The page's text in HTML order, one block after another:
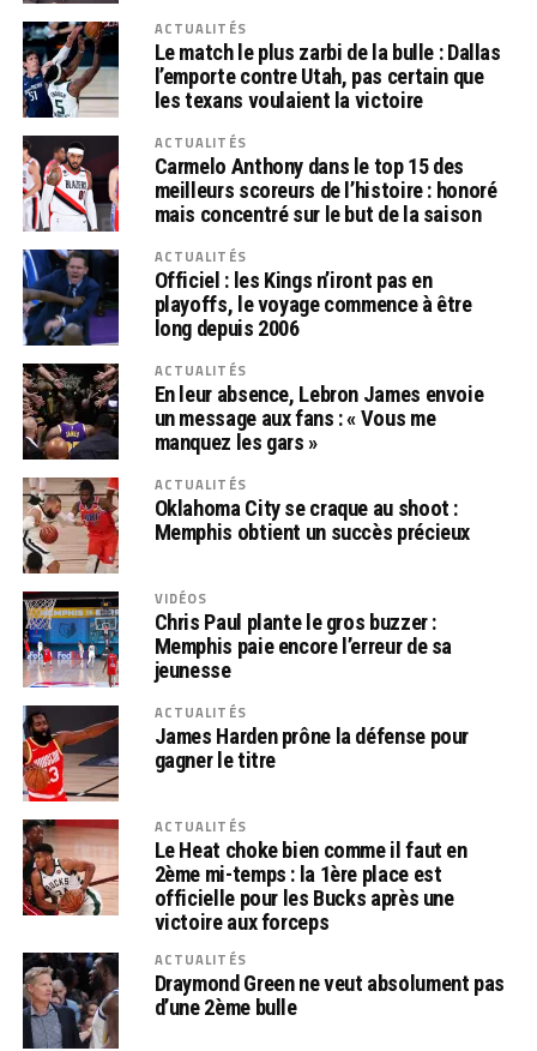
ACTUALITÉS
Le match le plus zarbi de la bulle : Dallas
l’emporte contre Utah, pas certain que
les texans voulaient la victoire
ACTUALITÉS
Carmelo Anthony dans le top 15 des
meilleurs scoreurs de l’histoire : honoré
mais concentré sur le but de la saison
ACTUALITÉS
Officiel : les Kings n’iront pas en
playoffs, le voyage commence à être
long depuis 2006
ACTUALITÉS
En leur absence, Lebron James envoie
un message aux fans : « Vous me
manquez les gars »
ACTUALITÉS
Oklahoma City se craque au shoot :
Memphis obtient un succès précieux
VIDÉOS
Chris Paul plante le gros buzzer :
Memphis paie encore l’erreur de sa
jeunesse
ACTUALITÉS
James Harden prône la défense pour
gagner le titre
ACTUALITÉS
Le Heat choke bien comme il faut en
2ème mi-temps : la 1ère place est
officielle pour les Bucks après une
victoire aux forceps
ACTUALITÉS
Draymond Green ne veut absolument pas
d’une 2ème bulle